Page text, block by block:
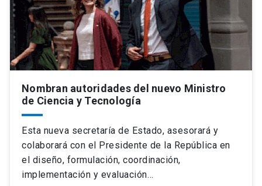
Nombran autoridades del nuevo Ministro
de Ciencia y Tecnología
Esta nueva secretaría de Estado, asesorará y
colaborará con el Presidente de la República en
el diseño, formulación, coordinación,
implementación y evaluación…